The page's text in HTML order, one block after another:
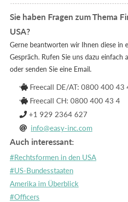
Sie haben Fragen zum Thema
USA?
Gerne beantworten wir Ihnen diese in
Gespräch. Rufen Sie uns dazu einfach
oder senden Sie eine Email.
 Freecall DE/AT: 0800 400 43
 Freecall CH: 0800 400 43 4
 +1 929 2364 627
 info@easy-inc.com
Auch interessant:
#Rechtsformen in den USA
#US-Bundesstaaten
Amerika im Überblick
#Officers